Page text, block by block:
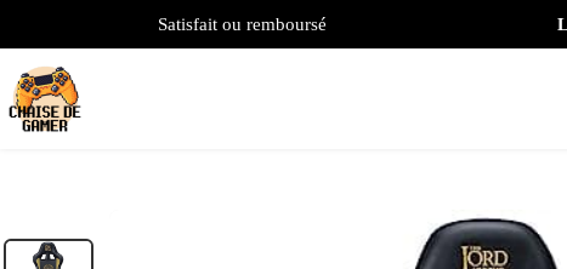
Satisfait ou remboursé